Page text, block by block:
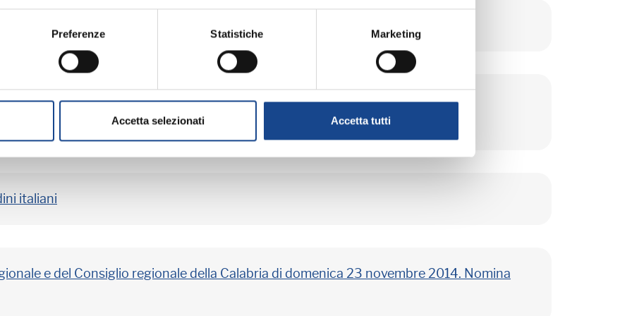
Preferenze Statistiche Marketing
Accetta selezionati Accetta tutti
informatici
e del Consiglio regionale della Calabria di domenica 23 novembre 2014.
residenti all'estero
italiani
e del Consiglio regionale della Calabria di domenica 23 novembre 2014. Nomina